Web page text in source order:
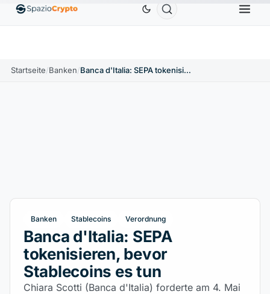
EthereumETH1.880,58 $ TetherUSDT0,9991 $ BNBBNB
Startseite/Banken/ Banca d'Italia: SEPA tokenisieren, bevor Stablecoins es tun
Banken Stablecoins Verordnung
Banca d'Italia: SEPA
tokenisieren, bevor
Stablecoins es tun
Chiara Scotti (Banca d'Italia) forderte am 4. Mai